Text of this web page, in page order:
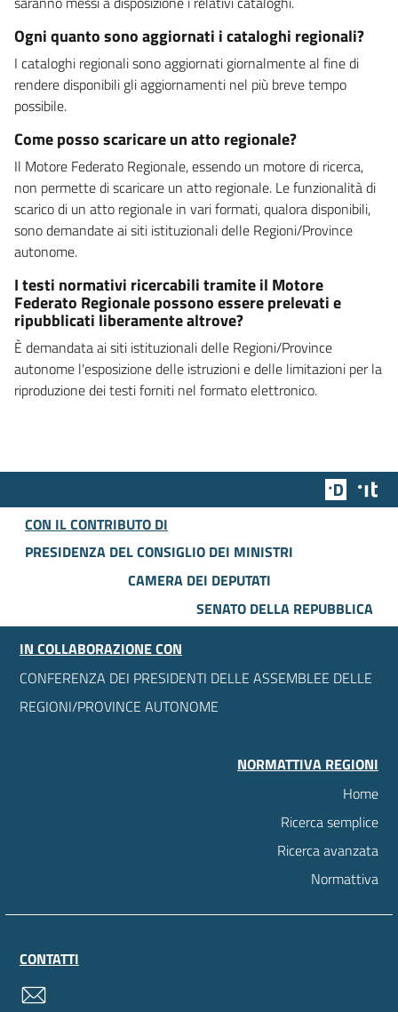
Ogni quanto sono aggiornati i cataloghi regionali?
I cataloghi regionali sono aggiornati giornalmente al fine di
rendere disponibili gli aggiornamenti nel più breve tempo
possibile.
Come posso scaricare un atto regionale?
Il Motore Federato Regionale, essendo un motore di ricerca,
non permette di scaricare un atto regionale. Le funzionalità di
scarico di un atto regionale in vari formati, qualora disponibili,
sono demandate ai siti istituzionali delle Regioni/Province
autonome.
I testi normativi ricercabili tramite il Motore
Federato Regionale possono essere prelevati e
ripubblicati liberamente altrove?
È demandata ai siti istituzionali delle Regioni/Province
autonome l'esposizione delle istruzioni e delle limitazioni per la
riproduzione dei testi forniti nel formato elettronico.
Team
CON IL CONTRIBUTO DI
PRESIDENZA DEL CONSIGLIO DEI MINISTRI
CAMERA DEI DEPUTATI
SENATO DELLA REPUBBLICA
IN COLLABORAZIONE CON
CONFERENZA DEI PRESIDENTI DELLE ASSEMBLEE DELLE
REGIONI/PROVINCE AUTONOME
NORMATTIVA REGIONI
Home
Ricerca semplice
Ricerca avanzata
Normattiva
CONTATTI